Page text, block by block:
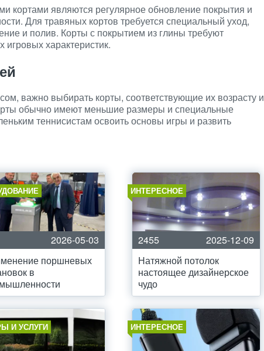
кортами являются регулярное обновление покрытия и
Для травяных кортов требуется специальный уход,
и полив. Корты с покрытием из глины требуют
характеристик.
важно выбирать корты, соответствующие их возрасту и
обычно имеют меньшие размеры и специальные
теннисистам освоить основы игры и развить
2026-05-03
поршневых
в
ИНТЕРЕСНОЕ
2455
2025-12-09
Натяжной потолок
настоящее дизайнерское
чудо
И УСЛУГИ ИНТЕРЕСНОЕ